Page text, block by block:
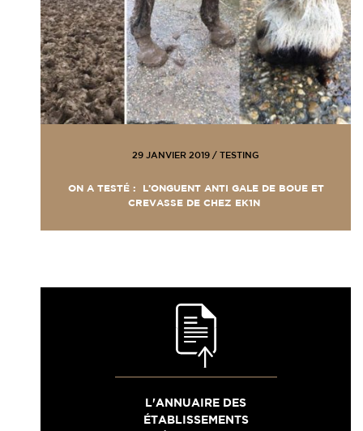
29 JANVIER 2019 / TESTING
ON A TESTÉ : L’ONGUENT ANTI GALE DE BOUE ET
CREVASSE DE CHEZ EK1N
L'ANNUAIRE DES
ÉTABLISSEMENTS